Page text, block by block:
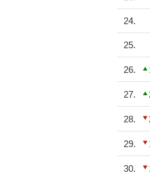
24.
25.
26.
27.
28.
29.
30.